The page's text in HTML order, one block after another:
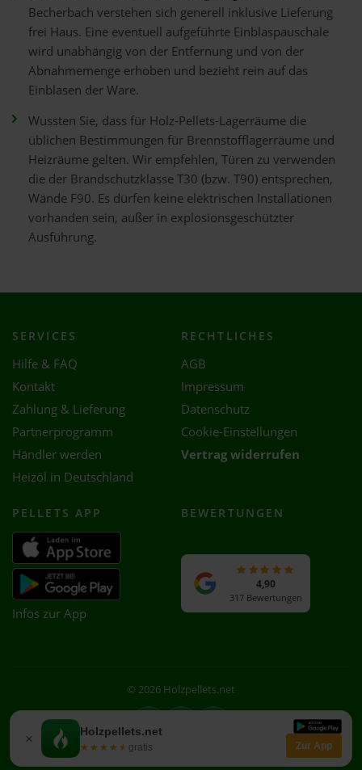
Becherbach verstehen sich generell inklusive Lieferung
frei Haus. Eine eventuell aufgeführte Einblaspauschale
wird unabhängig von der Entfernung und von der
Abnahmemenge erhoben und bezieht rein auf das
Einblasen der Ware.
Wussten Sie, dass für Holz-Pellets-Lagerräume die
üblichen Bestimmungen für Brennstofflagerräume und
Heizräume gelten. Wir empfehlen, Türen zu verwenden
die der Brandschutzklasse T30 (bzw. T90) entsprechen,
Wände F90. Es dürfen keine elektrischen Installationen
vorhanden sein, außer in explosionsgeschützter
Ausführung.
× Holzpellets.net
★★★★★
★★★★★ gratis Zur App
SERVICES
Hilfe & FAQ
Kontakt
Zahlung & Lieferung
Partnerprogramm
Händler werden
Heizöl in Deutschland
RECHTLICHES
AGB
Impressum
Datenschutz
Cookie-Einstellungen
Vertrag widerrufen
PELLETS APP
Infos zur App
BEWERTUNGEN
4,90
317 Bewertungen
© 2026 Holzpellets.net
Facebook